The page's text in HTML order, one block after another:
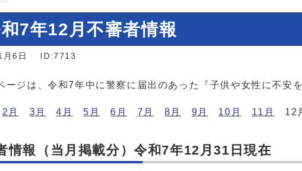
7年12月不審者情報
6日 ID:7713
ージは、令和7年中に警察に届出のあった『子供や女性に不安
2月 3月 4月 5月 6月 7月 8月 9月 10月 11月 12
情報（当月掲載分）令和7年12月31日現在